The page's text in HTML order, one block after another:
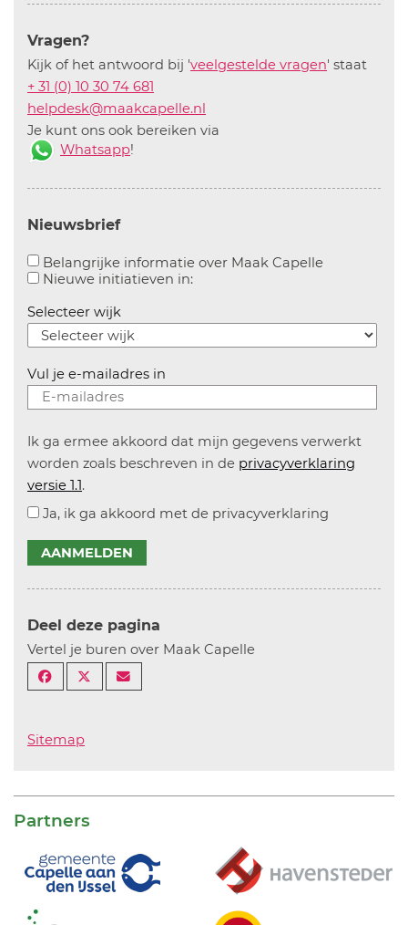
Vragen?
Kijk of het antwoord bij 'veelgestelde vragen' staat
+ 31 (0) 10 30 74 681
helpdesk@maakcapelle.nl
Je kunt ons ook bereiken via
Whatsapp!
Nieuwsbrief
Belangrijke informatie over Maak CapelleAanvinken
Nieuwe initiatieven in:Aanvinken om informatie over
Selecteer wijk
Vul je e-mailadres in
Ik ga ermee akkoord dat mijn gegevens verwerkt
worden zoals beschreven in de privacyverklaring
versie 1.1.
Ja, ik ga akkoord met de privacyverklaring
AANMELDEN
Deel deze pagina
Vertel je buren over Maak Capelle
Sitemap
Partners